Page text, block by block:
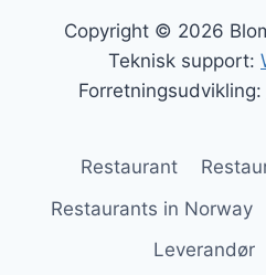
Copyright © 2026
Teknisk support:
Forretningsudvikling:
Restaurant
Restaurants in Norway
Leverandør